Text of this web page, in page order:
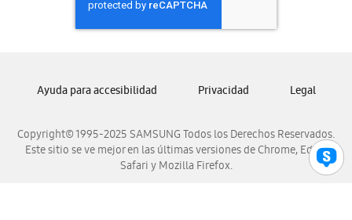
Samsung Nicaragua
Samsung Panamá
Samsung Venezuela
Copyright© 1995-2025 SAMSUNG Todos los Derechos Reservados.
Este sitio se ve mejor en las últimas versiones de Chrome, Edge,
Safari y Mozilla Firefox.
Ayuda para accesibilidad Privacidad Legal